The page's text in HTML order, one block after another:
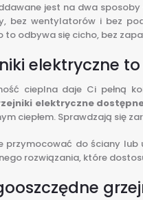
jest na dwa
bez wentylatorów i bez
to odbywa się cicho, bez
elektryczne
cieplna daje Ci pełną
elektryczne
ciepłem. Sprawdzają się
przymocować do ściany
rozwiązania, które